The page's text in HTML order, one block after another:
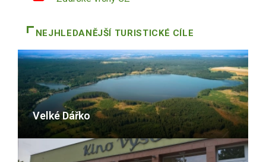
NEJHLEDANĚJŠÍ TURISTICKÉ CÍLE
Velké Dářko